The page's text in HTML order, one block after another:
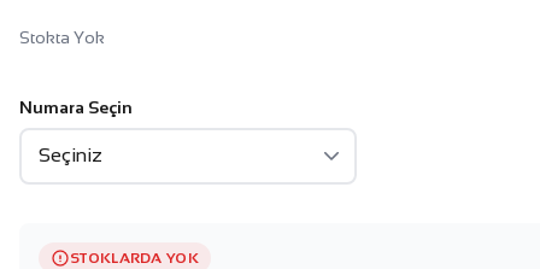
Stokta Yok
Numara Seçin
STOKLARDA YOK